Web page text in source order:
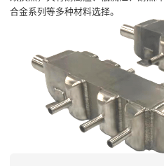
合金系列等多种材料选择。